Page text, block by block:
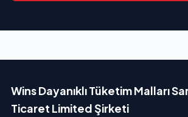
Wins Dayanıklı Tüketim Malları
Ticaret Limited Şirketi